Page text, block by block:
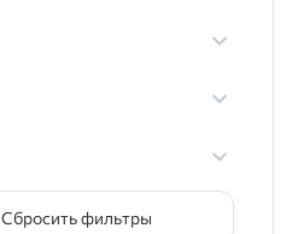
Сбросить фильтры